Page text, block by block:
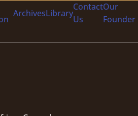
ArchivesLibrary
Contact
Us
Our
Founder